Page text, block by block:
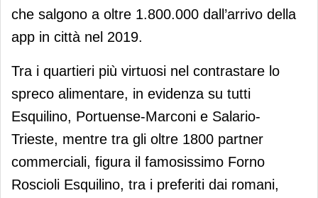
che salgono a oltre 1.800.000 dall’arrivo della
app in città nel 2019.
Tra i quartieri più virtuosi nel contrastare lo
spreco alimentare, in evidenza su tutti
Esquilino, Portuense-Marconi e Salario-
Trieste, mentre tra gli oltre 1800 partner
commerciali, figura il famosissimo Forno
Roscioli Esquilino, tra i preferiti dai romani,